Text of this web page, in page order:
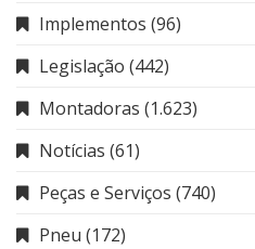
Implementos (96)
Legislação (442)
Montadoras (1.623)
Notícias (61)
Peças e Serviços (740)
Pneu (172)